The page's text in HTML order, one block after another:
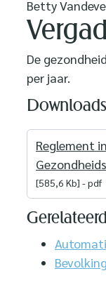
Betty
De
per jaar.
Downloads
Reglement
585,6 Kb pdf